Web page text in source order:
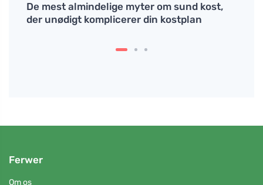
De mest almindelige myter om sund kost,
der unødigt komplicerer din kostplan
Ferwer
Om os